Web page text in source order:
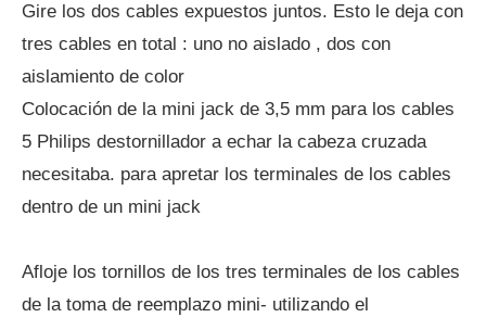
Gire los dos cables expuestos juntos. Esto le deja con
tres cables en total : uno no aislado , dos con
aislamiento de color
Colocación de la mini jack de 3,5 mm para los cables
5 Philips destornillador a echar la cabeza cruzada
necesitaba. para apretar los terminales de los cables
dentro de un mini jack
Afloje los tornillos de los tres terminales de los cables
de la toma de reemplazo mini- utilizando el